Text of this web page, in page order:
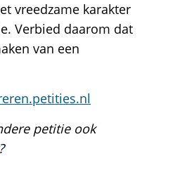
vreedzame karakter
Verbied daarom dat
van een
petitie ook